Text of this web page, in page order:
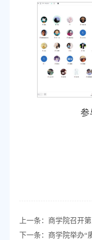
参
上一条： 商学院召开
下一条： 商学院举办“